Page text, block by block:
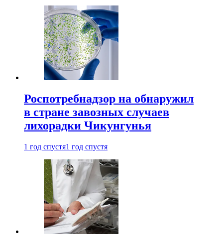
Роспотребнадзор на обнаружил
в стране завозных случаев
лихорадки Чикунгунья
1 год спустя1 год спустя